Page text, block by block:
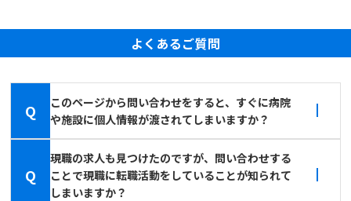
よくあるご質問
Q
このページから問い合わせをすると、すぐに病院
や施設に個人情報が渡されてしまいますか？
Q
現職の求人も見つけたのですが、問い合わせする
ことで現職に転職活動をしていることが知られて
しまいますか？